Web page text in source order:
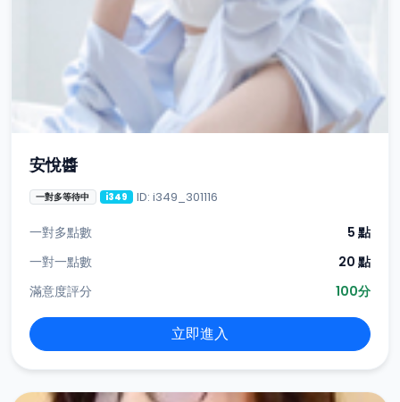
安悅醬
一對多等待中 i349 ID: i349_301116
一對多點數
5 點
一對一點數
20 點
滿意度評分
100分
立即進入